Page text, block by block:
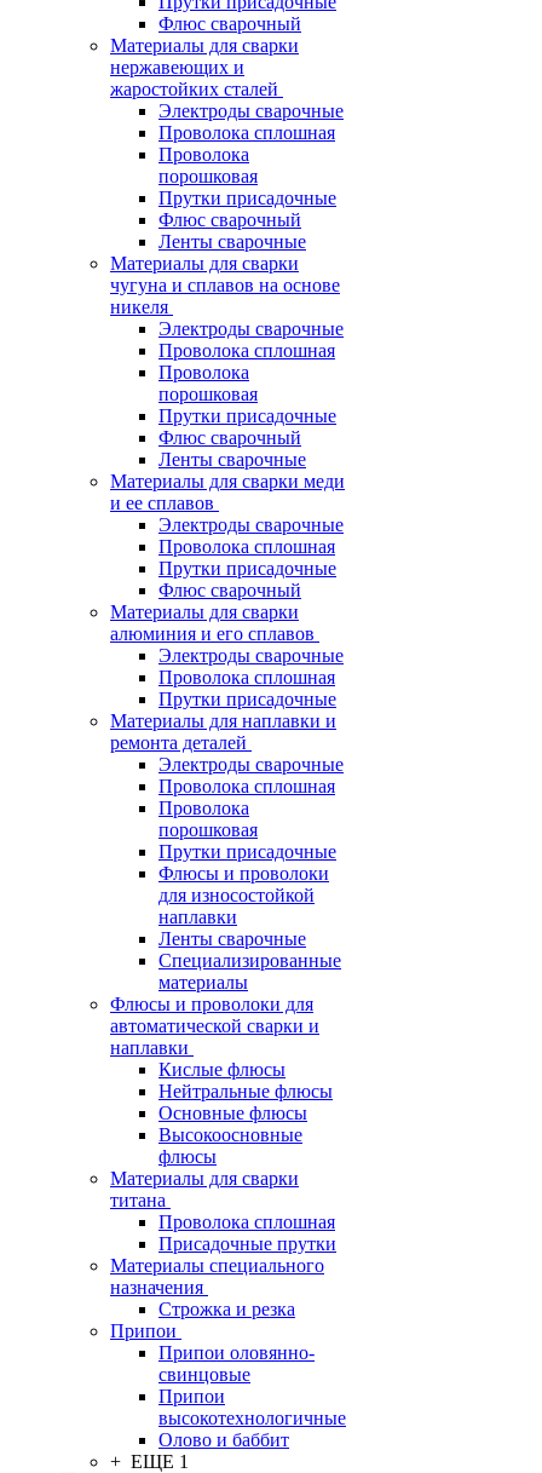
Флюс сварочный
Материалы для сварки
нержавеющих и
жаростойких сталей
Электроды сварочные
Проволока сплошная
Проволока
порошковая
Прутки присадочные
Флюс сварочный
Ленты сварочные
Материалы для сварки
чугуна и сплавов на основе
никеля
Электроды сварочные
Проволока сплошная
Проволока
порошковая
Прутки присадочные
Флюс сварочный
Ленты сварочные
Материалы для сварки меди
и ее сплавов
Электроды сварочные
Проволока сплошная
Прутки присадочные
Флюс сварочный
Материалы для сварки
алюминия и его сплавов
Электроды сварочные
Проволока сплошная
Прутки присадочные
Материалы для наплавки и
ремонта деталей
Электроды сварочные
Проволока сплошная
Проволока
порошковая
Прутки присадочные
Флюсы и проволоки
для износостойкой
наплавки
Ленты сварочные
Специализированные
материалы
Флюсы и проволоки для
автоматической сварки и
наплавки
Кислые флюсы
Нейтральные флюсы
Основные флюсы
Высокоосновные
флюсы
Материалы для сварки
титана
Проволока сплошная
Присадочные прутки
Материалы специального
назначения
Строжка и резка
Припои
Припои оловянно-
свинцовые
Припои
высокотехнологичные
Олово и баббит
+ ЕЩЕ 1